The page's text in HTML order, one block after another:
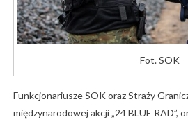
Fot. SOK
Funkcjonariusze SOK oraz Straży
międzynarodowej akcji „24 BLUE RAD”,